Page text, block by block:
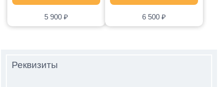
5 900 ₽ 6 500₽
Реквизиты